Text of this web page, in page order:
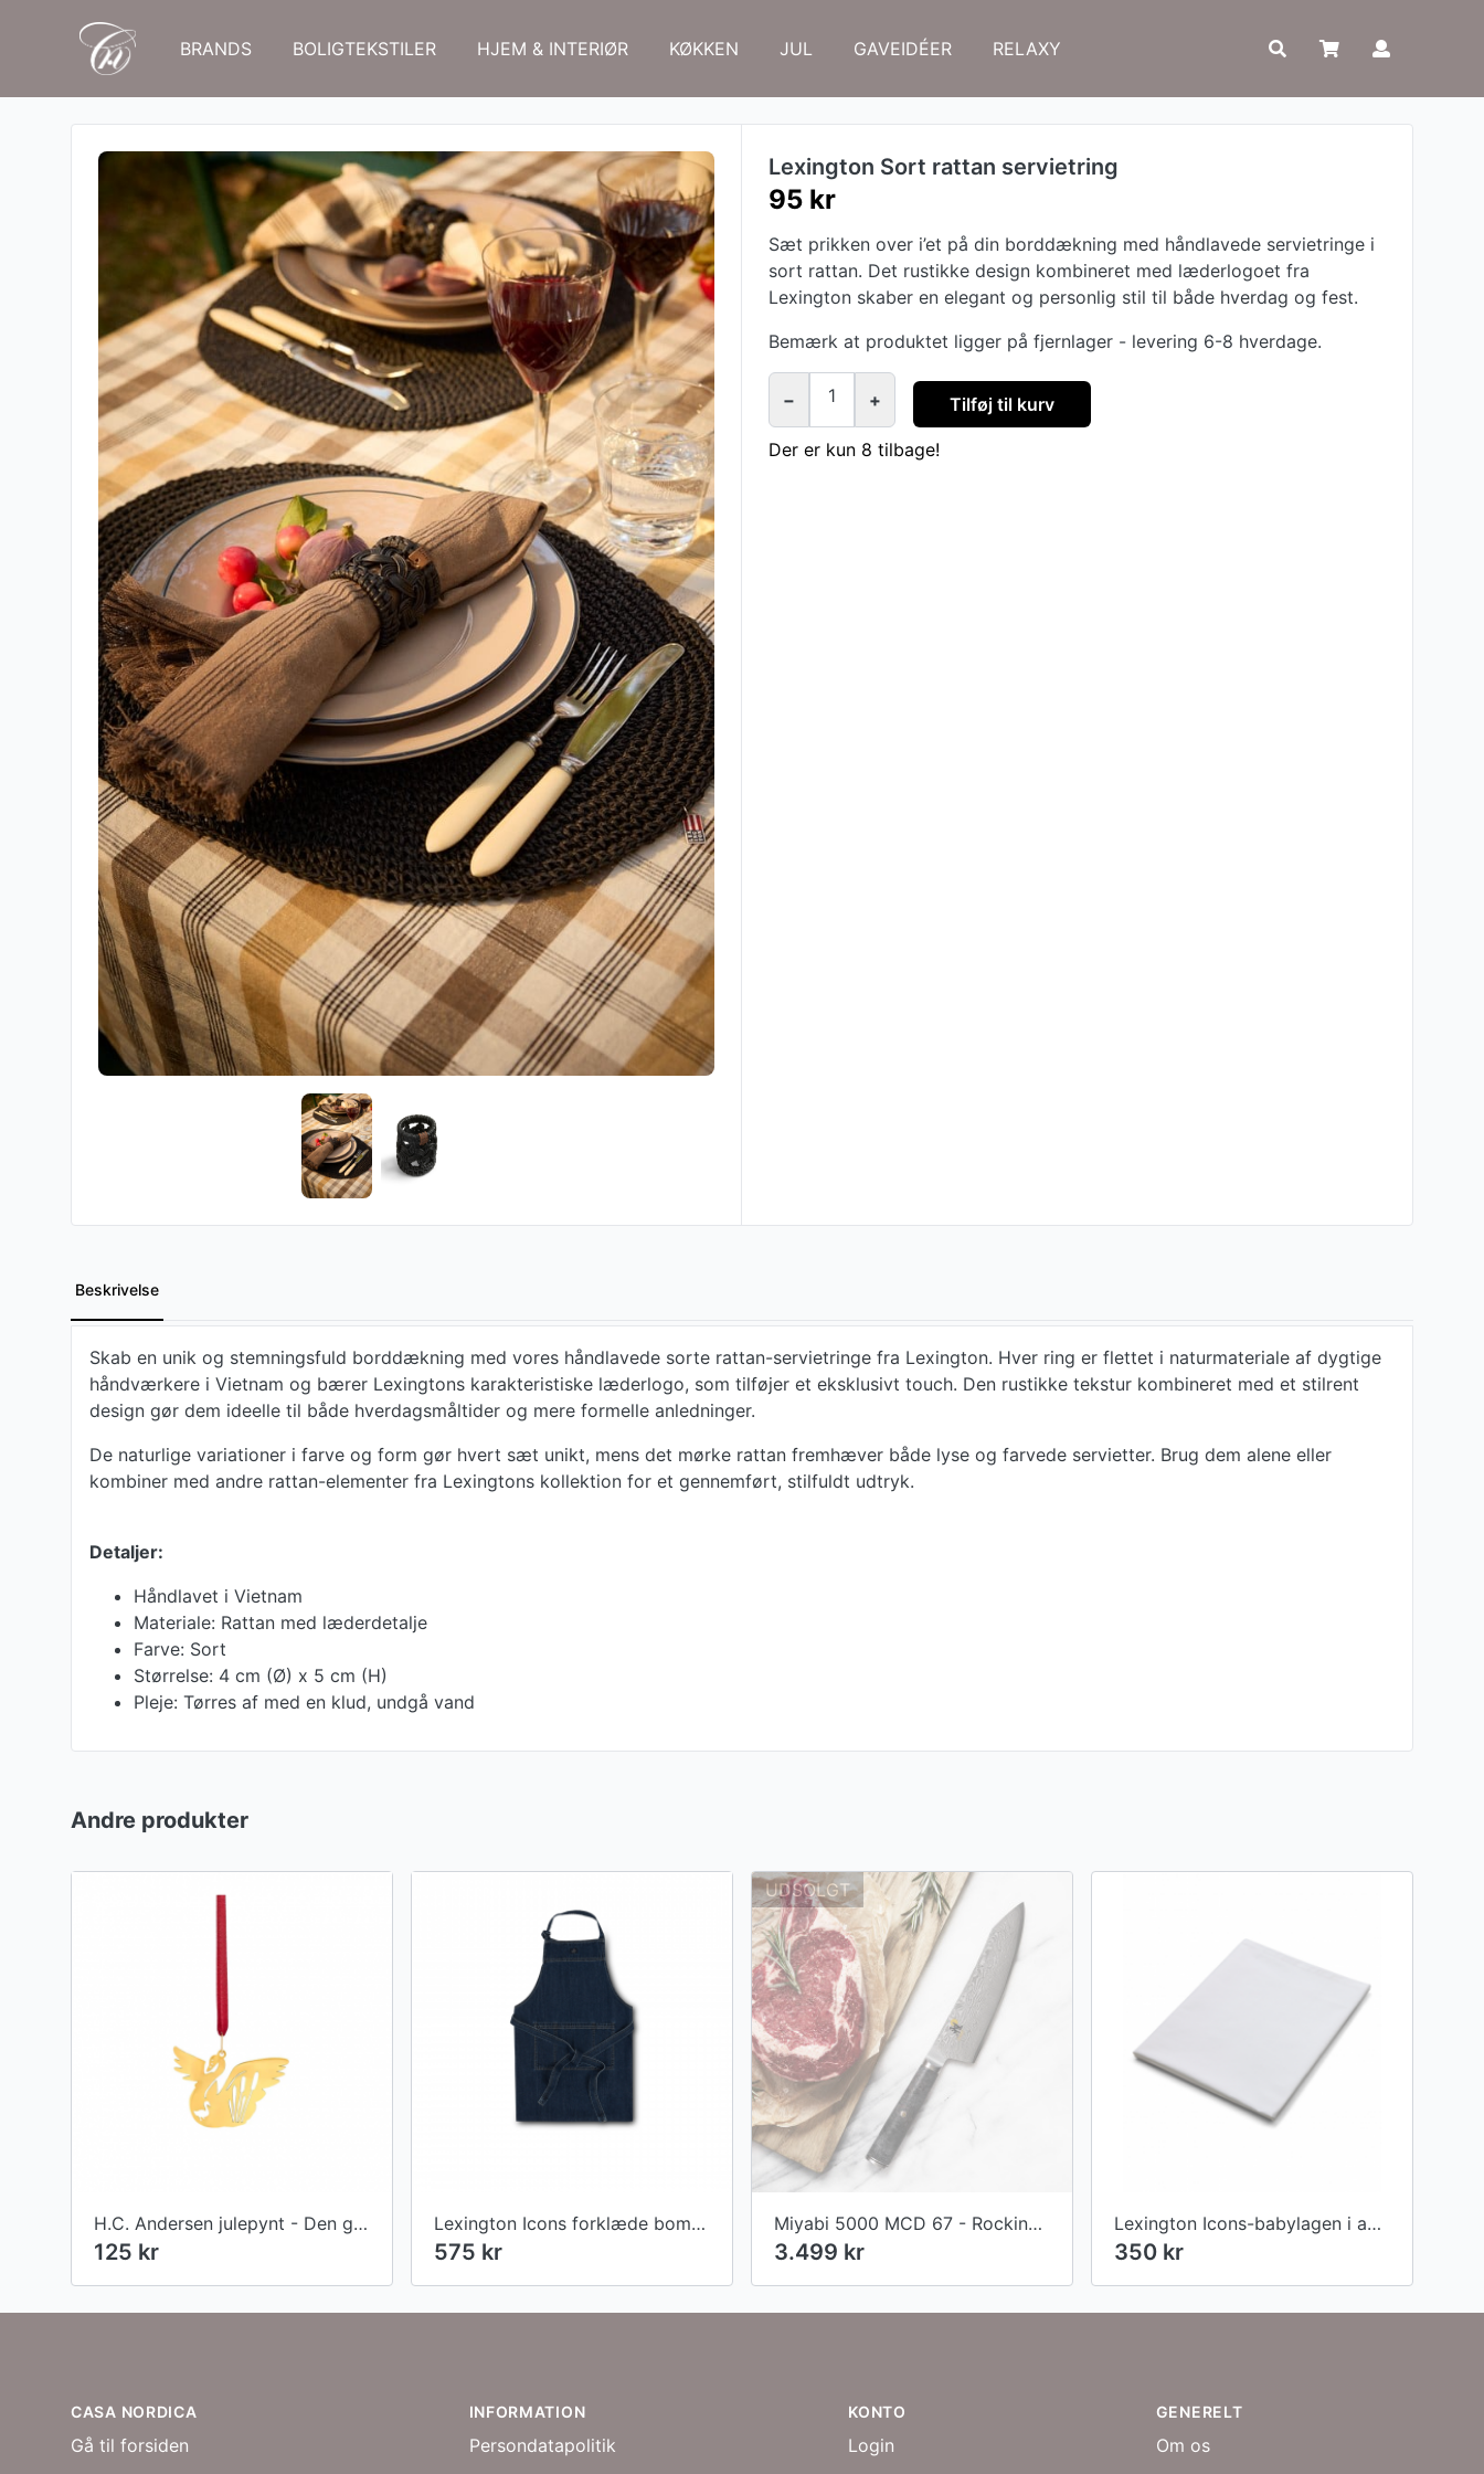
BRANDS BOLIGTEKSTILER HJEM & INTERIØR KØKKEN JUL GAVEIDÉER RELAXY
Lexington Sort rattan servietring
95 kr
Sæt prikken over i’et på din borddækning med håndlavede servietringe i
sort rattan. Det rustikke design kombineret med læderlogoet fra
Lexington skaber en elegant og personlig stil til både hverdag og fest.
Bemærk at produktet ligger på fjernlager - levering 6-8 hverdage.
− 1 + Tilføj til kurv
Der er kun 8 tilbage!
Beskrivelse
Skab en unik og stemningsfuld borddækning med vores håndlavede sorte rattan-servietringe fra Lexington. Hver ring er flettet i naturmateriale af dygtige
håndværkere i Vietnam og bærer Lexingtons karakteristiske læderlogo, som tilføjer et eksklusivt touch. Den rustikke tekstur kombineret med et stilrent
design gør dem ideelle til både hverdagsmåltider og mere formelle anledninger.
De naturlige variationer i farve og form gør hvert sæt unikt, mens det mørke rattan fremhæver både lyse og farvede servietter. Brug dem alene eller
kombiner med andre rattan-elementer fra Lexingtons kollektion for et gennemført, stilfuldt udtryk.
Detaljer:
Håndlavet i Vietnam
Materiale: Rattan med læderdetalje
Farve: Sort
Størrelse: 4 cm (Ø) x 5 cm (H)
Pleje: Tørres af med en klud, undgå vand
Andre produkter
H.C. Andersen julepynt - Den grimme ælling ophæng
125 kr
Lexington Icons forklæde bomuldstwill, Denim
575 kr
UDSOLGT
Miyabi 5000 MCD 67 - Rocking Santoku 18 cm
3.499 kr
Lexington Icons-babylagen i amerikansk bomuldspercale, Hvid
350 kr
CASA NORDICA
Gå til forsiden
INFORMATION
Persondatapolitik
KONTO
Login
GENERELT
Om os